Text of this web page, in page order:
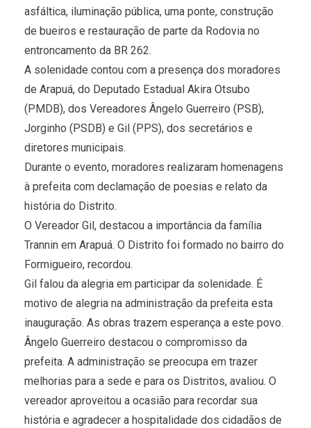
asfáltica, iluminação pública, uma ponte, construção
de bueiros e restauração de parte da Rodovia no
entroncamento da BR 262.
A solenidade contou com a presença dos moradores
de Arapuá, do Deputado Estadual Akira Otsubo
(PMDB), dos Vereadores Ângelo Guerreiro (PSB),
Jorginho (PSDB) e Gil (PPS), dos secretários e
diretores municipais.
Durante o evento, moradores realizaram homenagens
à prefeita com declamação de poesias e relato da
história do Distrito.
O Vereador Gil, destacou a importância da família
Trannin em Arapuá. O Distrito foi formado no bairro do
Formigueiro, recordou.
Gil falou da alegria em participar da solenidade. É
motivo de alegria na administração da prefeita esta
inauguração. As obras trazem esperança a este povo.
Ângelo Guerreiro destacou o compromisso da
prefeita. A administração se preocupa em trazer
melhorias para a sede e para os Distritos, avaliou. O
vereador aproveitou a ocasião para recordar sua
história e agradecer a hospitalidade dos cidadãos de